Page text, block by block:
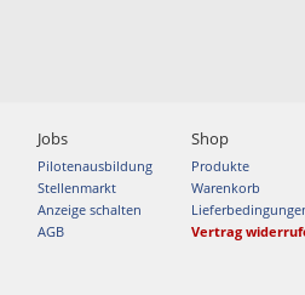
Jobs
Pilotenausbildung
Stellenmarkt
Anzeige schalten
AGB
Shop
Produkte
Warenkorb
Vertrag